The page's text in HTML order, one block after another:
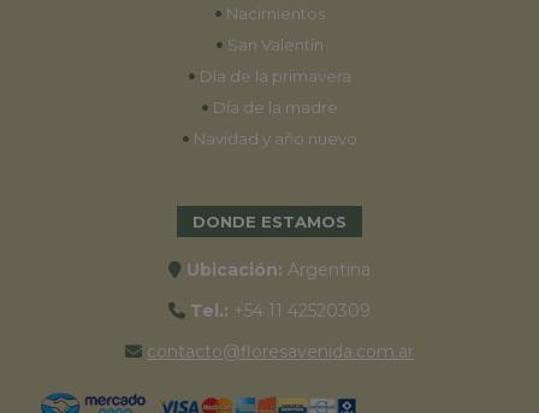
• Nacimientos
• San Valentín
• Día de la primavera
• Día de la madre
• Navidad y año nuevo
DONDE ESTAMOS
Ubicación: Argentina
Tel.: +54 11 42520309
contacto@floresavenida.com.ar